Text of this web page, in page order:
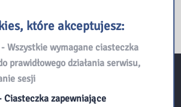
które akceptujesz:
Wszystkie wymagane ciasteczka
prawidłowego działania serwisu,
sesji
Ciasteczka zapewniające